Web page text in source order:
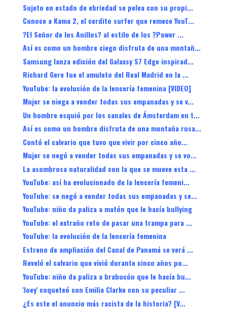
Sujeto en estado de ebriedad se pelea con su propi...
Conoce a Kama 2, el cerdito surfer que remece YouT...
?El Señor de los Anillos? al estilo de los ?Power ...
Así es como un hombre ciego disfruta de una montañ...
Samsung lanza edición del Galaxsy S7 Edge inspirad...
Richard Gere fue el amuleto del Real Madrid en la ...
YouTube: la evolución de la lencería femenina [VIDEO]
Mujer se niega a vender todas sus empanadas y se v...
Un hombre esquió por los canales de Ámsterdam en t...
Así es como un hombre disfruta de una montaña rusa...
Contó el calvario que tuvo que vivir por cinco año...
Mujer se negó a vender todas sus empanadas y se vo...
La asombrosa naturalidad con la que se mueve esta ...
YouTube: así ha evolucionado de la lencería femeni...
YouTube: se negó a vender todas sus empanadas y se...
YouTube: niño da paliza a matón que le hacía bullying
YouTube: el extraño reto de pasar una trampa para ...
YouTube: la evolución de la lencería femenina
Estreno de ampliación del Canal de Panamá se verá ...
Reveló el calvario que vivió durante cinco años po...
YouTube: niño da paliza a brabucón que le hacía bu...
'Joey' coqueteó con Emilia Clarke con su peculiar ...
¿Es este el anuncio más racista de la historia? [V...